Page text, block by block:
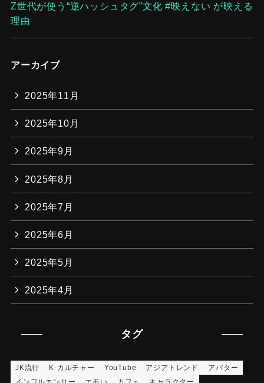
Z世代が使う“逆ハッシュタグ”文化 #映えない が映える
理由
アーカイブ
2025年11月
2025年10月
2025年9月
2025年8月
2025年7月
2025年6月
2025年5月
2025年4月
タグ
JK流行 K-カルチャー YouTube アジアトレンド
アバター